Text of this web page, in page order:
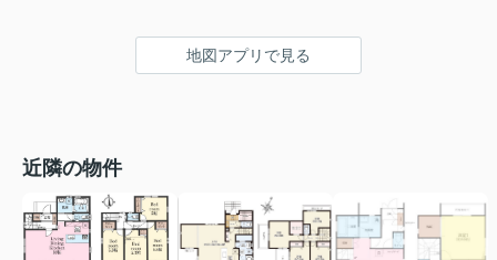
地図アプリで見る
近隣の物件